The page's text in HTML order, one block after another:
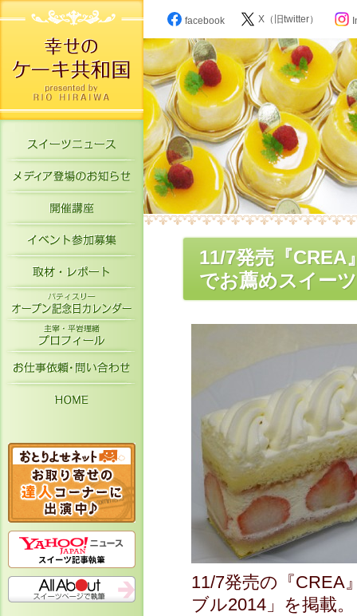
スイーツニュース
メディア登場のお知らせ
開催講座
イベント参加募集
取材・レポート
パティスリーオープン記念日カレン
facebook X（旧twitter）
11/7発売『CREA
でお薦めスイー
11/7発売の『CREA
ブル2014」を掲載。